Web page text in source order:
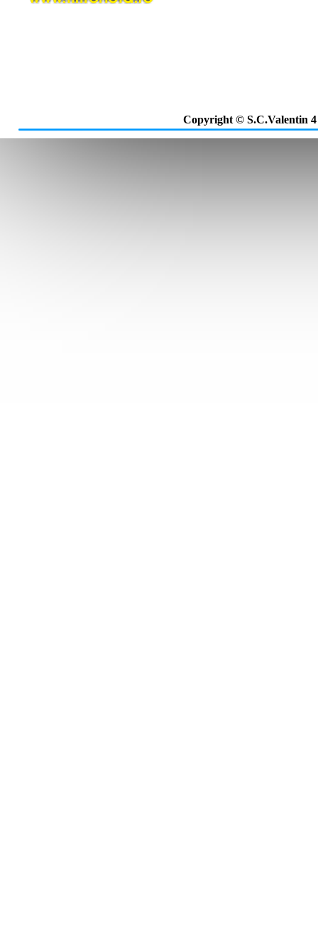
Copyright © S.C.Valentin